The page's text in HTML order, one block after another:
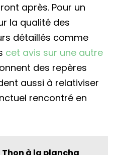
après. Pour un
la qualité des
détaillés comme
cet avis sur une autre
des repères
aussi à relativiser
rencontré en